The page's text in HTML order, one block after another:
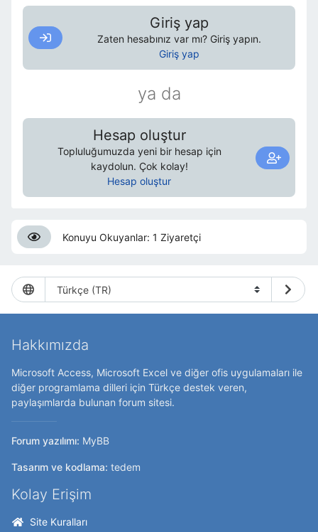
boş geçilemez!")
End If
Borçlandırma işlemi devam
etsin mi?",vbInformation+
vbYesNo ) =vbNo Then
Exit Sub
End If
xSelect =
" Select KapiNo,"
"#" & ",'" & Me.Tur& "',"
&
Me
Me.Aciklama& "' FROM
<>'YÖNETİCİ'"
Debug
Print xSelect
CurrentDb .Execute( "INSERT
INTO T020_UyeBorc
&xSelect
'Me.lbxData.Requery
MsgBox("Toplu Borçlandirma
End
Giriş yap
Zaten hesabınız var mı? Giriş yapın.
Giriş yap
ya da
Hesap oluştur
Topluluğumuzda yeni bir hesap için
kaydolun. Çok kolay!
Hesap oluştur
Konuyu Okuyanlar: 1 Ziyaretçi
Hakkımızda
Microsoft Access, Microsoft Excel ve diğer ofis uygulamaları ile
diğer programlama dilleri için Türkçe destek veren,
paylaşımlarda bulunan forum sitesi.
Forum yazılımı: MyBB
Tasarım ve kodlama: tedem
Kolay Erişim
Site Kuralları